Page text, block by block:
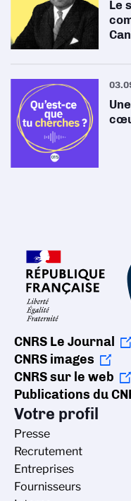
Le
CNRS Le Journal
CNRS images
CNRS sur le web
Publications du
Votre profil
Presse
Recrutement
Entreprises
Fournisseurs